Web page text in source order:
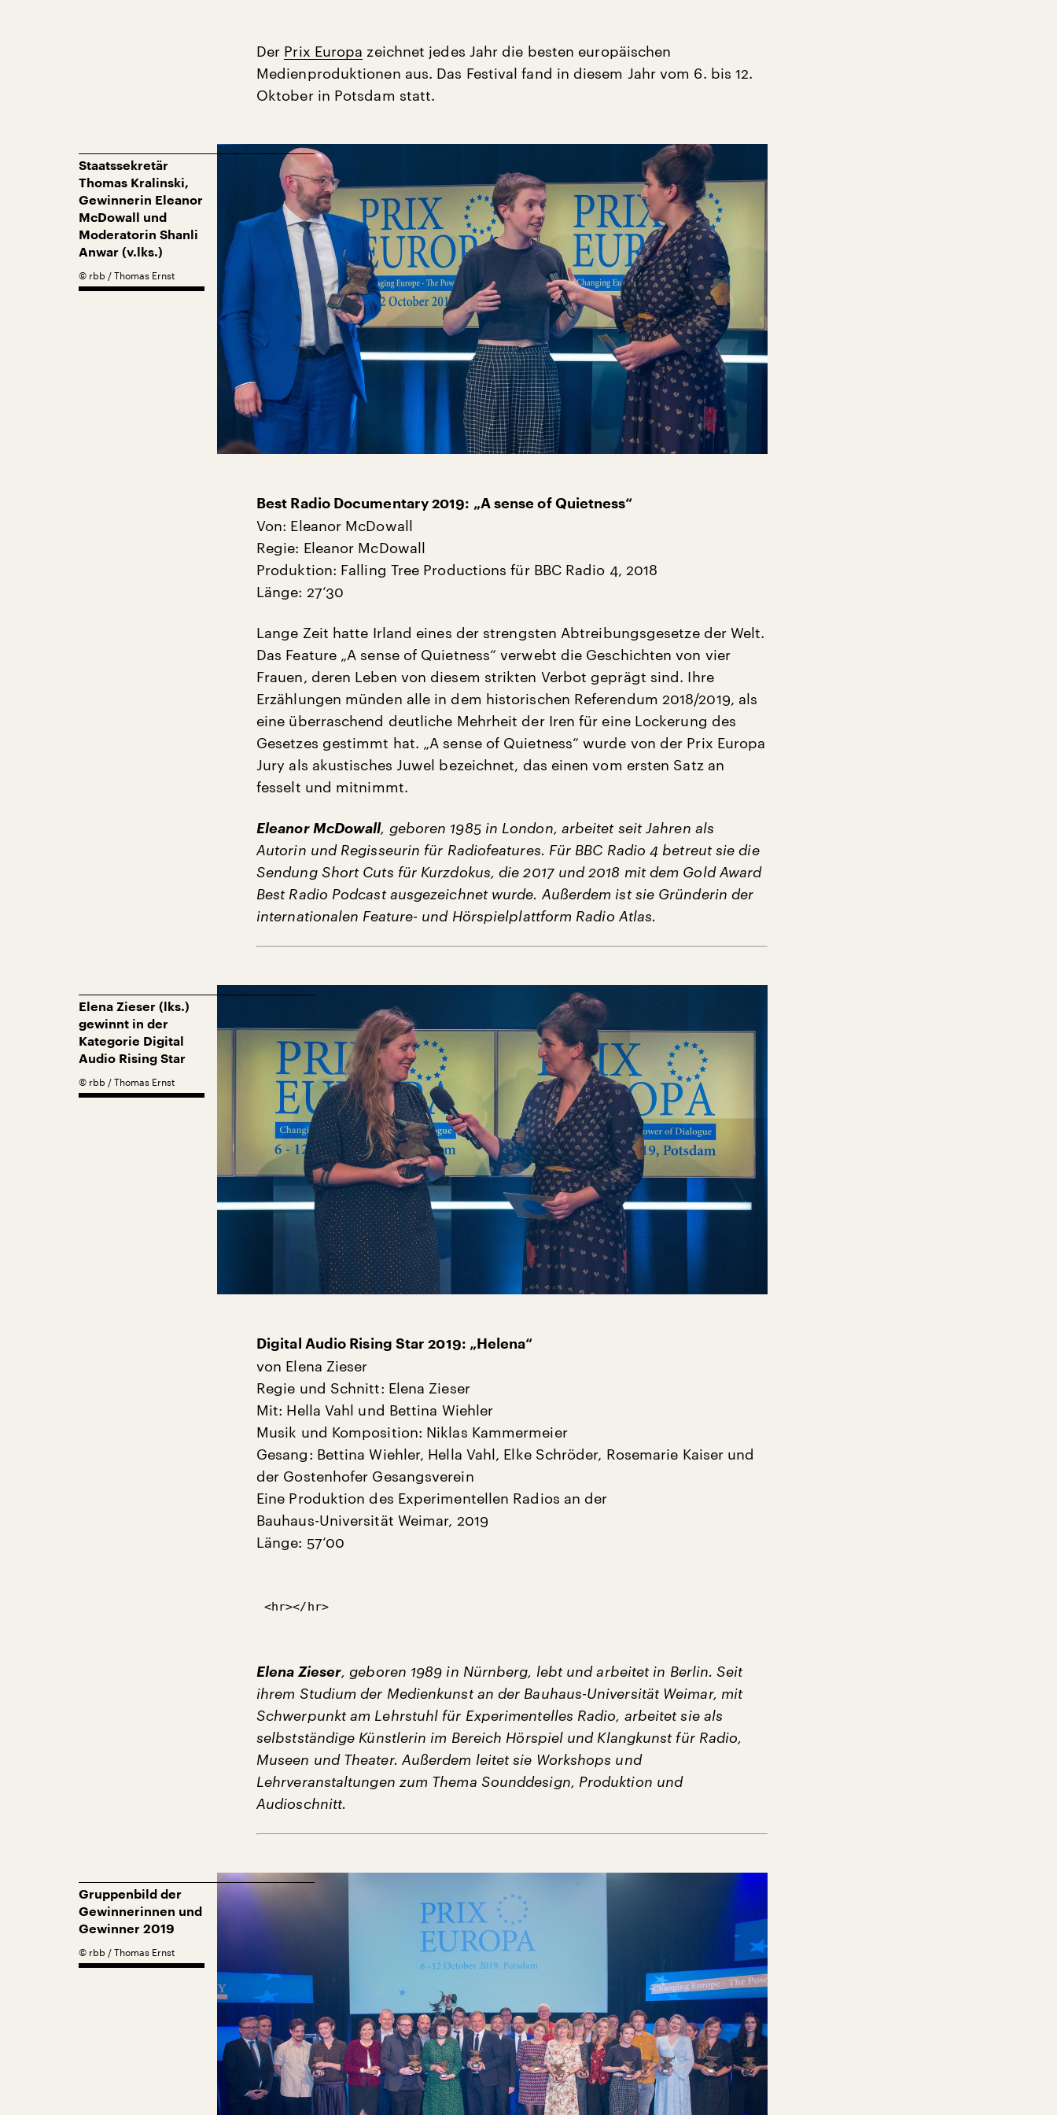
Der Prix Europa zeichnet jedes Jahr die besten europäischen
Medienproduktionen aus. Das Festival fand in diesem Jahr vom 6. bis 12.
Oktober in Potsdam statt.
Staatssekretär
Thomas Kralinski,
Gewinnerin Eleanor
McDowall und
Moderatorin Shanli
Anwar (v.lks.)
© rbb / Thomas Ernst
Best Radio Documentary 2019: „A sense of Quietness“
Von: Eleanor McDowall
Regie: Eleanor McDowall
Produktion: Falling Tree Productions für BBC Radio 4, 2018
Länge: 27‘30
Lange Zeit hatte Irland eines der strengsten Abtreibungsgesetze der Welt.
Das Feature „A sense of Quietness“ verwebt die Geschichten von vier
Frauen, deren Leben von diesem strikten Verbot geprägt sind. Ihre
Erzählungen münden alle in dem historischen Referendum 2018/2019, als
eine überraschend deutliche Mehrheit der Iren für eine Lockerung des
Gesetzes gestimmt hat. „A sense of Quietness“ wurde von der Prix Europa
Jury als akustisches Juwel bezeichnet, das einen vom ersten Satz an
fesselt und mitnimmt.
Eleanor McDowall, geboren 1985 in London, arbeitet seit Jahren als
Autorin und Regisseurin für Radiofeatures. Für BBC Radio 4 betreut sie die
Sendung Short Cuts für Kurzdokus, die 2017 und 2018 mit dem Gold Award
Best Radio Podcast ausgezeichnet wurde. Außerdem ist sie Gründerin der
internationalen Feature- und Hörspielplattform Radio Atlas.
Elena Zieser (lks.)
gewinnt in der
Kategorie Digital
Audio Rising Star
© rbb / Thomas Ernst
Digital Audio Rising Star 2019: „Helena“
von Elena Zieser
Regie und Schnitt: Elena Zieser
Mit: Hella Vahl und Bettina Wiehler
Musik und Komposition: Niklas Kammermeier
Gesang: Bettina Wiehler, Hella Vahl, Elke Schröder, Rosemarie Kaiser und
der Gostenhofer Gesangsverein
Eine Produktion des Experimentellen Radios an der
Bauhaus-Universität Weimar, 2019
Länge: 57‘00
<hr></hr>
Elena Zieser, geboren 1989 in Nürnberg, lebt und arbeitet in Berlin. Seit
ihrem Studium der Medienkunst an der Bauhaus-Universität Weimar, mit
Schwerpunkt am Lehrstuhl für Experimentelles Radio, arbeitet sie als
selbstständige Künstlerin im Bereich Hörspiel und Klangkunst für Radio,
Museen und Theater. Außerdem leitet sie Workshops und
Lehrveranstaltungen zum Thema Sounddesign, Produktion und
Audioschnitt.
Gruppenbild der
Gewinnerinnen und
Gewinner 2019
© rbb / Thomas Ernst